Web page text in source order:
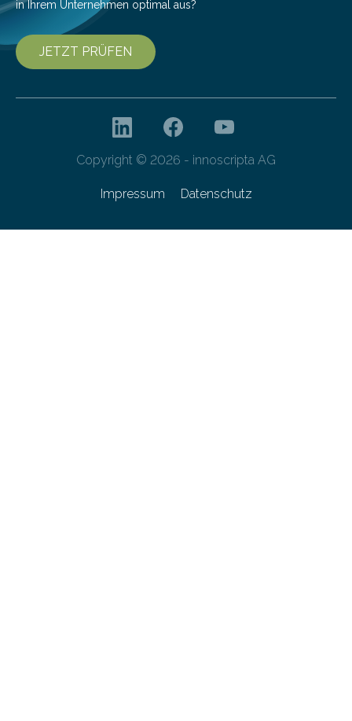
in Ihrem Unternehmen optimal aus?
JETZT PRÜFEN
Copyright © 2026 - innoscripta AG
Impressum Datenschutz